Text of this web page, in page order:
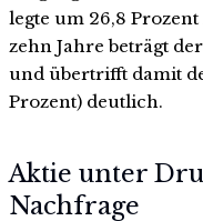
legte um 26,8
zehn Jahre beträgt
und übertrifft damit
Prozent) deutlich.
Aktie unter
Nachfrage